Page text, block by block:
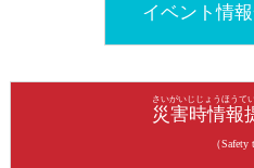
イベント情
災害時情報
さいがいじじょうほうて
（Safety